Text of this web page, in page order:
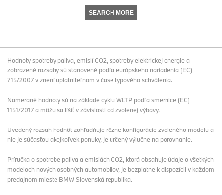
SEARCH MORE
Hodnoty spotreby paliva, emisií CO2, spotreby elektrickej energie a
zobrazené rozsahy sú stanovené podľa európskeho nariadenia (EC)
715/2007 v znení uplatniteľnom v čase typového schválenia.
Namerané hodnoty sú na základe cyklu WLTP podľa smernice (EC)
1151/2017 a môžu sa líšiť v závislosti od zvolenej výbavy.
Uvedený rozsah hodnôt zohľadňuje rôzne konfigurácie zvoleného modelu a
nie je súčasťou akejkoľvek ponuky, je určený výlučne na porovnanie.
Príručka o spotrebe paliva a emisiách CO2, ktorá obsahuje údaje o všetkých
modeloch nových osobných automobilov, je bezplatne k dispozícii v každom
predajnom mieste BMW Slovenská republika.